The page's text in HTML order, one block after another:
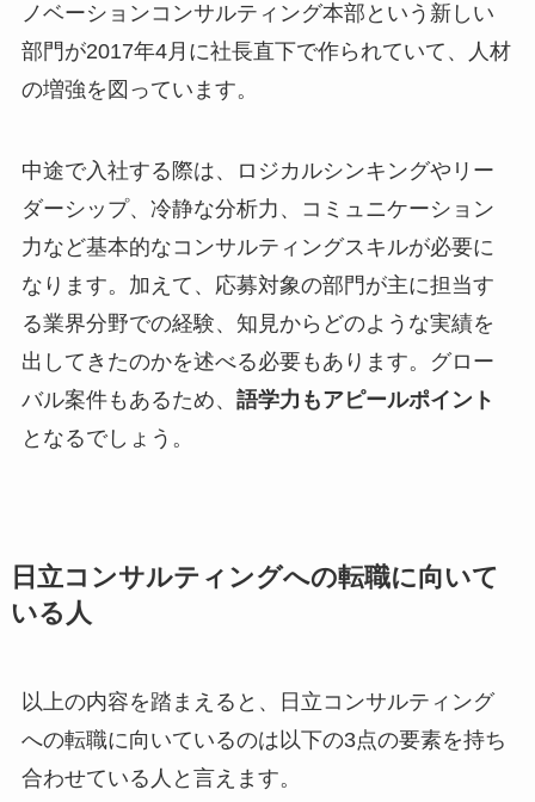
ノベーションコンサルティング本部という新しい
部門が2017年4月に社長直下で作られていて、人材
の増強を図っています。
中途で入社する際は、ロジカルシンキングやリー
ダーシップ、冷静な分析力、コミュニケーション
力など基本的なコンサルティングスキルが必要に
なります。加えて、応募対象の部門が主に担当す
る業界分野での経験、知見からどのような実績を
出してきたのかを述べる必要もあります。グロー
バル案件もあるため、 語学力もアピールポイント
となるでしょう。
日立コンサルティングへの転職に向いて
いる人
以上の内容を踏まえると、日立コンサルティング
への転職に向いているのは以下の3点の要素を持ち
合わせている人と言えます。